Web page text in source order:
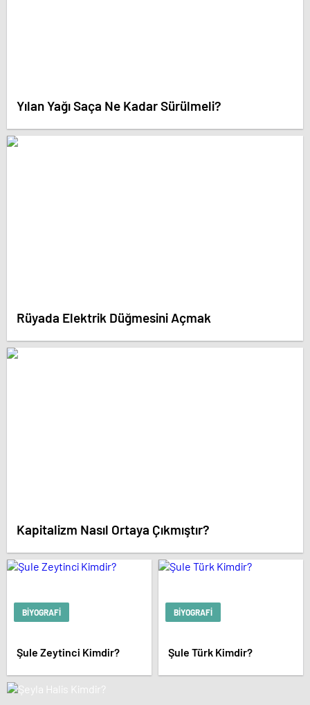
Yılan Yağı Saça Ne Kadar Sürülmeli?
Rüyada Elektrik Düğmesini Açmak
Kapitalizm Nasıl Ortaya Çıkmıştır?
BIYOGRAFI
Şule Zeytinci Kimdir?
BIYOGRAFI
Şule Türk Kimdir?